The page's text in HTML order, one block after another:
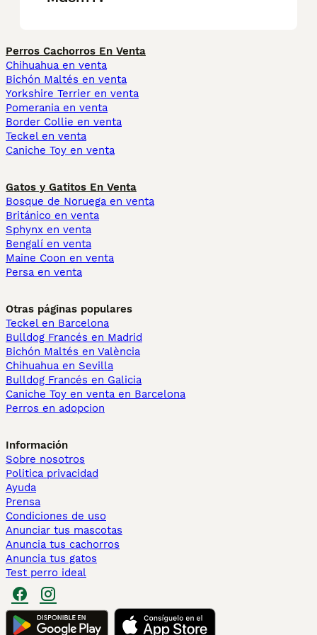
Perros Cachorros En Venta
Chihuahua en venta
Bichón Maltés en venta
Yorkshire Terrier en venta
Pomerania en venta
Border Collie en venta
Teckel en venta
Caniche Toy en venta
Gatos y Gatitos En Venta
Bosque de Noruega en venta
Británico en venta
Sphynx en venta
Bengalí en venta
Maine Coon en venta
Persa en venta
Otras páginas populares
Teckel en Barcelona
Bulldog Francés en Madrid
Bichón Maltés en València
Chihuahua en Sevilla
Bulldog Francés en Galicia
Caniche Toy en venta en Barcelona
Perros en adopcion
Información
Sobre nosotros
Politica privacidad
Ayuda
Prensa
Condiciones de uso
Anunciar tus mascotas
Anuncia tus cachorros
Anuncia tus gatos
Test perro ideal